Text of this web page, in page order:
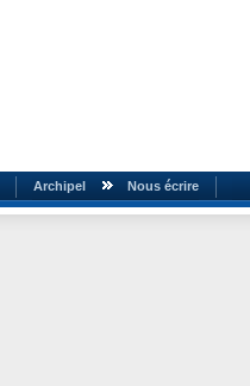
Archipel Nous écrire